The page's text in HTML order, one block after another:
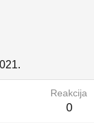
Reakcija
0